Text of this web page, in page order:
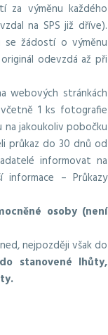
za výměnu každého
na SPS již dříve).
žádostí o výměnu
odevzdá až při
webových stránkách
1 ks fotografie
jakoukoliv pobočku
průkaz do 30 dnů od
informovat na
– Průkazy
osoby (není
nejpozději však do
stanovené lhůty,